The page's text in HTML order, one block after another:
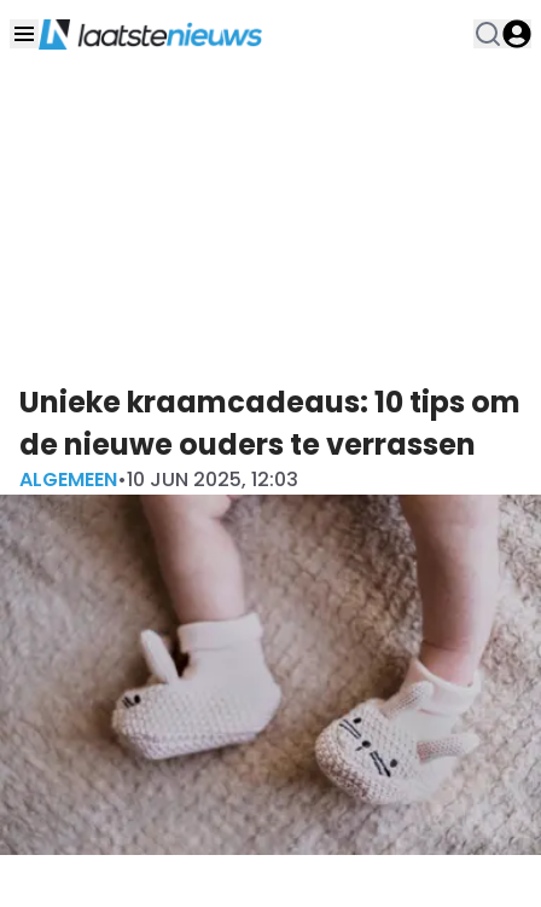
Unieke kraamcadeaus: 10 tips om
de nieuwe ouders te verrassen
ALGEMEEN•10 JUN 2025, 12:03